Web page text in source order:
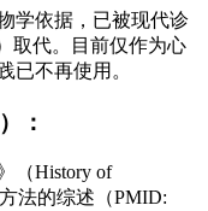
学依据，已被现代诊
取代。目前仅作为心
已不再使用。
：
（History of
法的综述（PMID: